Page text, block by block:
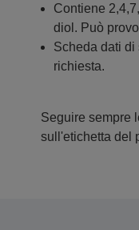
Contiene
diol. Può
Scheda dati
richiesta.
Seguire sempre
sull'etichetta del